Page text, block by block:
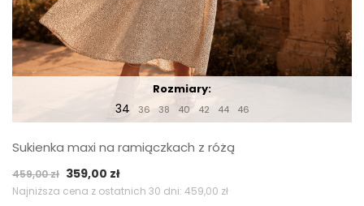
Rozmiary:
34 36 38 40 42 44 46
Sukienka maxi na ramiączkach z różą
459,00zł Pierwotna
cena
359,00 złAktualna
cena
Najniższa cena z ostatnich 30 dni: 459,00 zł